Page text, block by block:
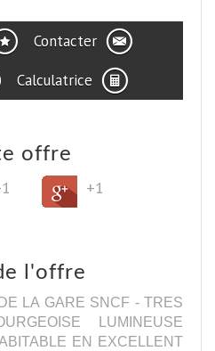
Contacter
Calculatrice
offre
+1
l'offre
LA GARE SNCF - TRES
LUMINEUSE
EN EXCELLENT